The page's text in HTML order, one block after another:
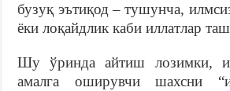
бузуқ эътиқод – тушунча,
ёки лоқайдлик каби иллатлар
Шу ўринда айтиш лозимки,
амалга оширувчи шахсни